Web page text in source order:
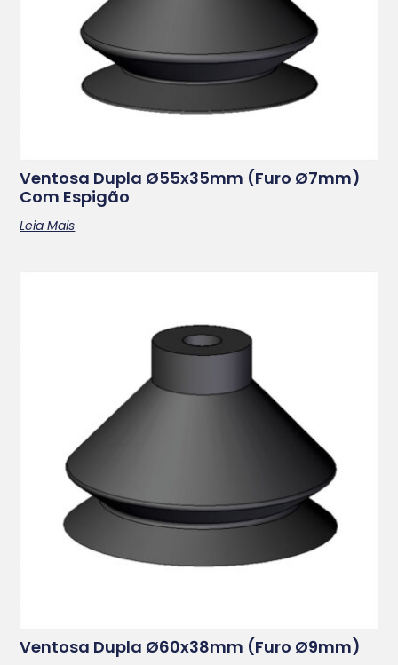
Ventosa Dupla Ø55x35mm (furo Ø7mm)
Com Espigão
Leia Mais
Ventosa Dupla Ø60x38mm (furo Ø9mm)